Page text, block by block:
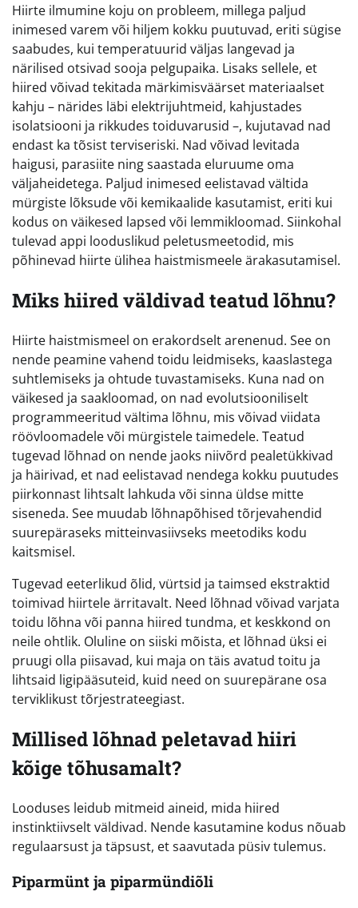
Hiirte ilmumine koju on probleem, millega paljud
inimesed varem või hiljem kokku puutuvad, eriti sügise
saabudes, kui temperatuurid väljas langevad ja
närilised otsivad sooja pelgupaika. Lisaks sellele, et
hiired võivad tekitada märkimisväärset materiaalset
kahju – närides läbi elektrijuhtmeid, kahjustades
isolatsiooni ja rikkudes toiduvarusid –, kujutavad nad
endast ka tõsist terviseriski. Nad võivad levitada
haigusi, parasiite ning saastada eluruume oma
väljaheidetega. Paljud inimesed eelistavad vältida
mürgiste lõksude või kemikaalide kasutamist, eriti kui
kodus on väikesed lapsed või lemmikloomad. Siinkohal
tulevad appi looduslikud peletusmeetodid, mis
põhinevad hiirte ülihea haistmismeele ärakasutamisel.
Miks hiired väldivad teatud lõhnu?
Hiirte haistmismeel on erakordselt arenenud. See on
nende peamine vahend toidu leidmiseks, kaaslastega
suhtlemiseks ja ohtude tuvastamiseks. Kuna nad on
väikesed ja saakloomad, on nad evolutsiooniliselt
programmeeritud vältima lõhnu, mis võivad viidata
röövloomadele või mürgistele taimedele. Teatud
tugevad lõhnad on nende jaoks niivõrd pealetükkivad
ja häirivad, et nad eelistavad nendega kokku puutudes
piirkonnast lihtsalt lahkuda või sinna üldse mitte
siseneda. See muudab lõhnapõhised tõrjevahendid
suurepäraseks mitteinvasiivseks meetodiks kodu
kaitsmisel.
Tugevad eeterlikud õlid, vürtsid ja taimsed ekstraktid
toimivad hiirtele ärritavalt. Need lõhnad võivad varjata
toidu lõhna või panna hiired tundma, et keskkond on
neile ohtlik. Oluline on siiski mõista, et lõhnad üksi ei
pruugi olla piisavad, kui maja on täis avatud toitu ja
lihtsaid ligipääsuteid, kuid need on suurepärane osa
terviklikust tõrjestrateegiast.
Millised lõhnad peletavad hiiri
kõige tõhusamalt?
Looduses leidub mitmeid aineid, mida hiired
instinktiivselt väldivad. Nende kasutamine kodus nõuab
regulaarsust ja täpsust, et saavutada püsiv tulemus.
Piparmünt ja piparmündiõli